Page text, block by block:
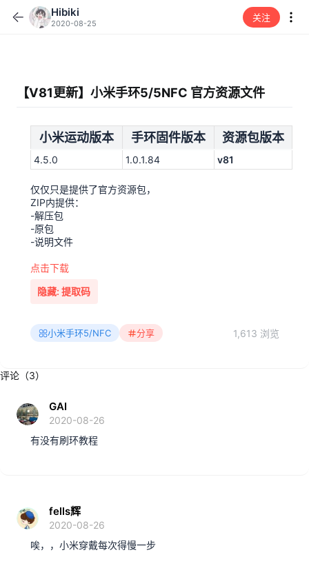
Hibiki
2020-08-25
关注
【V81更新】小米手环5/5NFC 官方资源文件
小米运动版本 手环固件版本 资源包版本
4.5.0 1.0.1.84 v81
仅仅只是提供了官方资源包，
ZIP内提供：
-解压包
-原包
-说明文件
点击下载
隐藏: 提取码
小米手环5/NFC 分享 1,613 浏览
评论（3）
GAI
2020-08-26
有没有刷环教程
fells辉
2020-08-26
唉，，小米穿戴每次得慢一步